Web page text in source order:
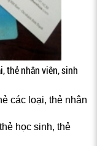
thẻ nhân viên, sinh
các loại, thẻ nhân
học sinh, thẻ